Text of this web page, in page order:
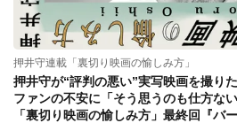
押井守連載「裏切り映画の愉しみ方」
押井守が“評判の悪い”実写映画を撮り
ファンの不安に「そう思うのも仕方な
「裏切り映画の愉しみ方」最終回『バ